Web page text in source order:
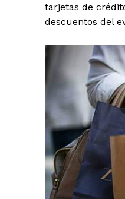
tarjetas de
descuentos del